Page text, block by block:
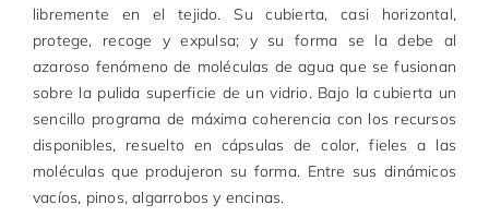
libremente en el tejido. Su cubierta, casi horizontal,
protege, recoge y expulsa; y su forma se la debe al
azaroso fenómeno de moléculas de agua que se fusionan
sobre la pulida superficie de un vidrio. Bajo la cubierta un
sencillo programa de máxima coherencia con los recursos
disponibles, resuelto en cápsulas de color, fieles a las
moléculas que produjeron su forma. Entre sus dinámicos
vacíos, pinos, algarrobos y encinas.